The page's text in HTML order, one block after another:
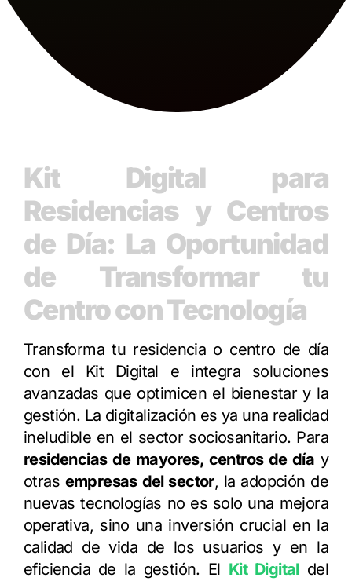
Kit Digital para
Residencias y Centros
de Día: La Oportunidad
de Transformar tu
Centro con Tecnología
Transforma tu residencia o centro de día
con el Kit Digital e integra soluciones
avanzadas que optimicen el bienestar y la
gestión. La digitalización es ya una realidad
ineludible en el sector sociosanitario. Para
residencias de mayores, centros de día y
otras empresas del sector, la adopción de
nuevas tecnologías no es solo una mejora
operativa, sino una inversión crucial en la
calidad de vida de los usuarios y en la
eficiencia de la gestión. El Kit Digitaldel